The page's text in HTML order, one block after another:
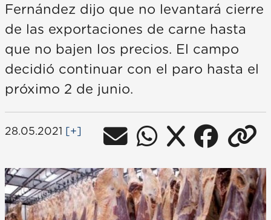
Fernández dijo que no levantará cierre
de las exportaciones de carne hasta
que no bajen los precios. El campo
decidió continuar con el paro hasta el
próximo 2 de junio.
28.05.2021 [+]